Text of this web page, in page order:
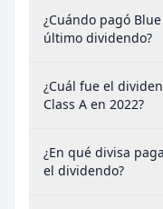
¿Cuándo pagó
último dividendo?
¿Cuál fue el
Class A en 2022?
¿En qué divisa
el dividendo?